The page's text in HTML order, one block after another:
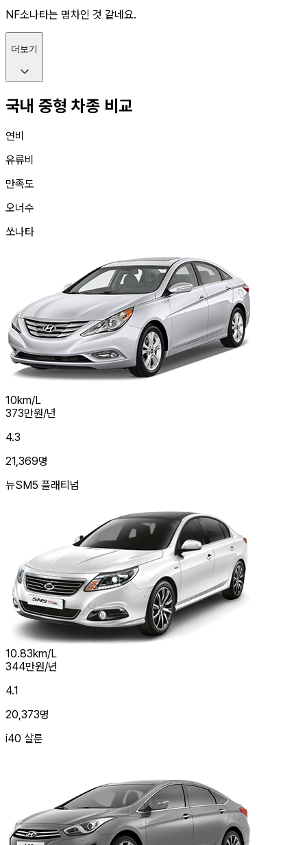
NF소나타는 명차인 것 같네요.
더보기
국내 중형 차종 비교
연비
유류비
만족도
오너수
쏘나타
10km/L
373만원/년
4.3
21,369명
뉴SM5 플래티넘
10.83km/L
344만원/년
4.1
20,373명
i40 살룬